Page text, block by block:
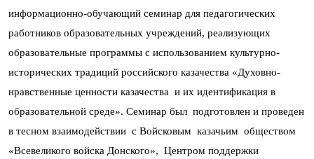
информационно-обучающий семинар для педагогических
работников образовательных учреждений, реализующих
образовательные программы с использованием культурно-
исторических традиций российского казачества «Духовно-
нравственные ценности казачества и их идентификация в
образовательной среде». Семинар был подготовлен и проведен
в тесном взаимодействии с Войсковым казачьим обществом
«Всевеликого войска Донского», Центром поддержки